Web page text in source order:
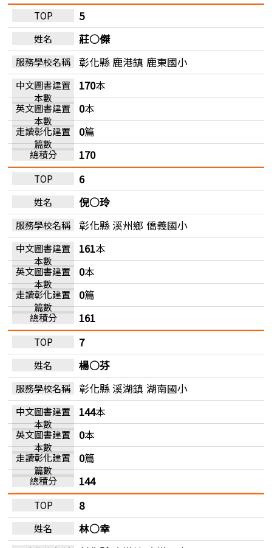
5
莊○傑
彰化縣 鹿港鎮 鹿東國小
170本
0本
0篇
170
6
倪○玲
彰化縣 溪州鄉 僑義國小
161本
0本
0篇
161
7
楊○芬
彰化縣 溪湖鎮 湖南國小
144本
0本
0篇
144
8
林○幸